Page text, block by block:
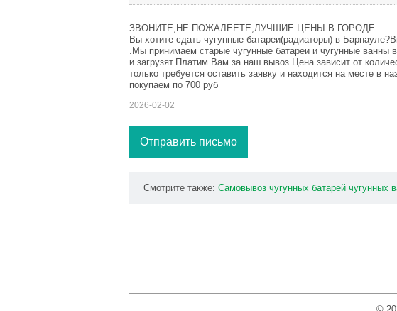
ЗВОНИТЕ,НЕ ПОЖАЛЕЕТЕ,ЛУЧШИЕ ЦЕНЫ В ГОРОДЕ
Вы хотите сдать чугунные батареи(радиаторы) в
.Мы принимаем старые чугунные батареи и чугунные ванны
и загрузят.Платим Вам за наш вывоз.Цена зависит от
только требуется оставить заявку и находится на месте в
покупаем по 700 руб
2026-02-02
Отправить письмо
Смотрите также: Самовывоз чугунных батарей чугунных